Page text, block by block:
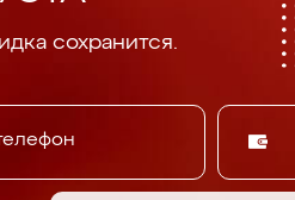
сохранится.